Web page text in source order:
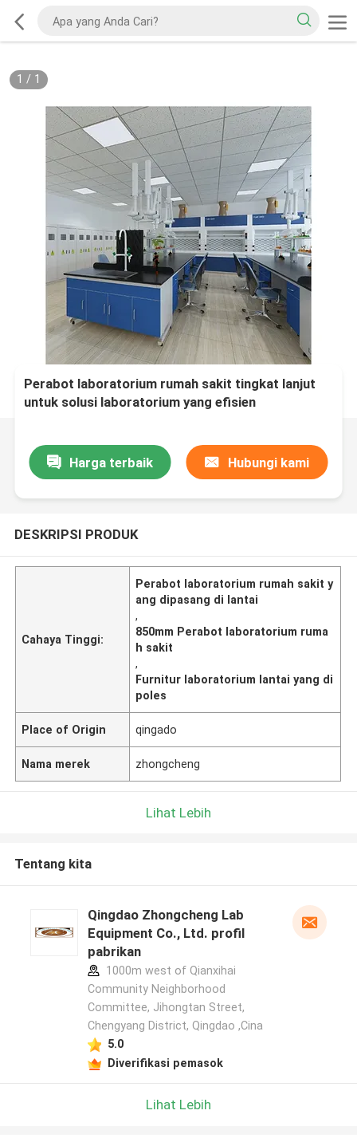
1 / 1
Perabot laboratorium rumah sakit tingkat lanjut
untuk solusi laboratorium yang efisien
Harga terbaik Hubungi kami
DESKRIPSI PRODUK
Cahaya Tinggi:
Perabot laboratorium rumah sakit y
ang dipasang di lantai
,
850mm Perabot laboratorium ruma
h sakit
,
Furnitur laboratorium lantai yang di
poles
Place of Origin qingado
Nama merek zhongcheng
Lihat Lebih
Tentang kita
Qingdao Zhongcheng Lab
Equipment Co., Ltd. profil
pabrikan
1000m west of Qianxihai
Community Neighborhood
Committee, Jihongtan Street,
Chengyang District, Qingdao ,Cina
5.0
Diverifikasi pemasok
Lihat Lebih